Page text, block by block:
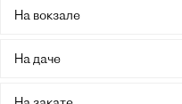
На вокзале
На даче